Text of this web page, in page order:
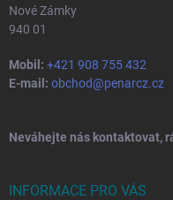
Nové Zámky
940 01
Mobil: +421 908 755 432
E-mail: obchod@penarcz.cz
Neváhejte nás kontaktovat,
INFORMACE PRO VÁS